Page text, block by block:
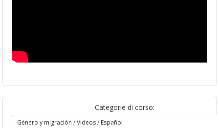
Categorie di corso: